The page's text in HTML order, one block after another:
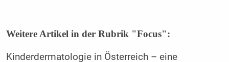
Weitere Artikel in der Rubrik "Focus":
Kinderdermatologie in Österreich – eine